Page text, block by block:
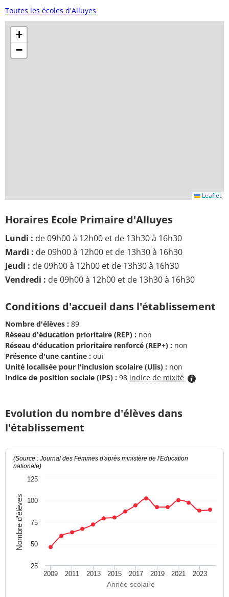
Toutes les écoles d'Alluyes
+
−
Leaflet
Horaires Ecole Primaire d'Alluyes
Lundi : de 09h00 à 12h00 et de 13h30 à 16h30
Mardi : de 09h00 à 12h00 et de 13h30 à 16h30
Jeudi : de 09h00 à 12h00 et de 13h30 à 16h30
Vendredi : de 09h00 à 12h00 et de 13h30 à 16h30
Conditions d'accueil dans l'établissement
Nombre d'élèves : 89
Réseau d'éducation prioritaire (REP) : non
Réseau d'éducation prioritaire renforcé (REP+) : non
Présence d'une cantine : oui
Unité localisée pour l'inclusion scolaire (Ulis) : non
Indice de position sociale (IPS) : 98 indice de mixité
Evolution du nombre d'élèves dans
l'établissement
Année scolaire
Nombre d'élèves
(Source : Journal des Femmes d'après ministère de l'Education
nationale)
2009 2011 2013 2015 2017 2019 2021 2023
25
50
75
100
125